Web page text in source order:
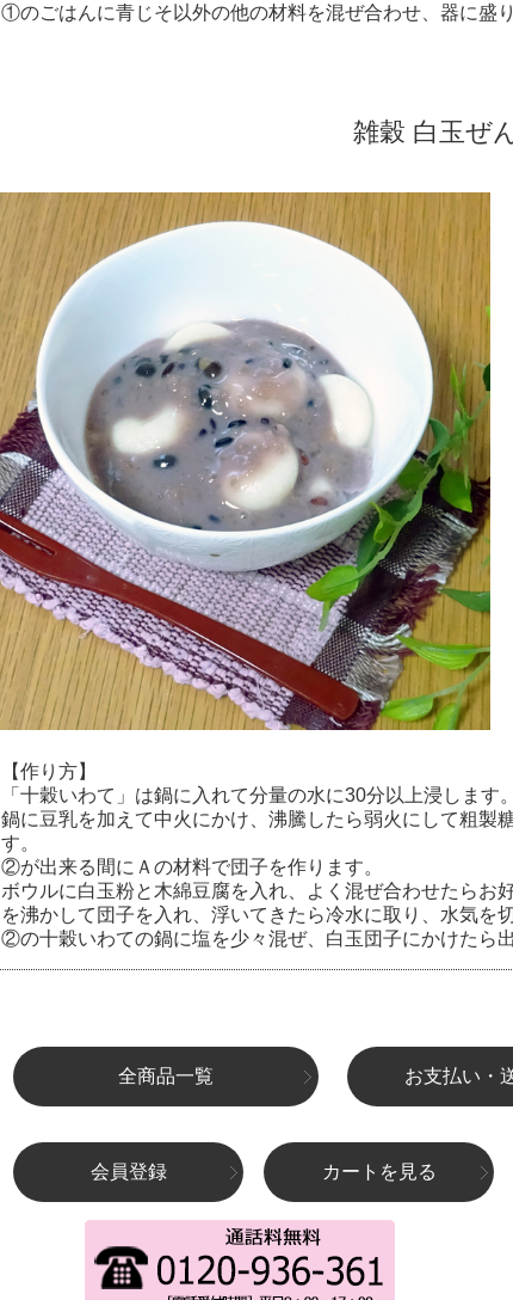
①のごはんに青じそ以外の他の材料を混ぜ合わせ、器に盛
雑穀 白玉
【作り方】
「十穀いわて」は鍋に入れて分量の水に30分以上浸します。
鍋に豆乳を加えて中火にかけ、沸騰したら弱火にして粗製
す。
②が出来る間にＡの材料で団子を作ります。
ボウルに白玉粉と木綿豆腐を入れ、よく混ぜ合わせたらお
を沸かして団子を入れ、浮いてきたら冷水に取り、水気を切
②の十穀いわての鍋に塩を少々混ぜ、白玉団子にかけたら
全商品一覧 お支払い・
会員登録 カートを見る